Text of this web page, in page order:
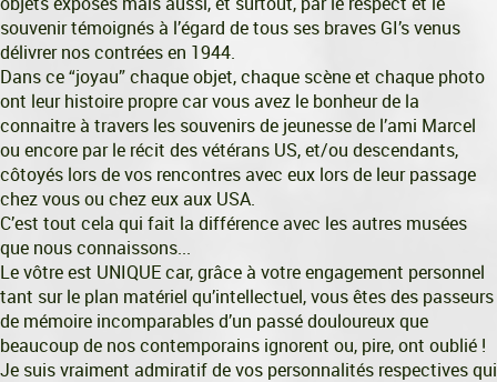
souvenir témoignés à l’égard de tous ses braves GI’s venus
délivrer nos contrées en 1944.
Dans ce “joyau” chaque objet, chaque scène et chaque photo
ont leur histoire propre car vous avez le bonheur de la
connaitre à travers les souvenirs de jeunesse de l’ami Marcel
ou encore par le récit des vétérans US, et/ou descendants,
côtoyés lors de vos rencontres avec eux lors de leur passage
chez vous ou chez eux aux USA.
C’est tout cela qui fait la différence avec les autres musées
que nous connaissons...
Le vôtre est UNIQUE car, grâce à votre engagement personnel
tant sur le plan matériel qu’intellectuel, vous êtes des passeurs
de mémoire incomparables d’un passé douloureux que
beaucoup de nos contemporains ignorent ou, pire, ont oublié !
Je suis vraiment admiratif de vos personnalités respectives qui